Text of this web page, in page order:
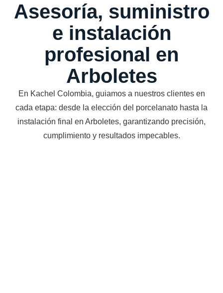
Asesoría, suministro
e instalación
profesional en
Arboletes
En Kachel Colombia, guiamos a nuestros clientes en
cada etapa: desde la elección del porcelanato hasta la
instalación final en Arboletes, garantizando precisión,
cumplimiento y resultados impecables.